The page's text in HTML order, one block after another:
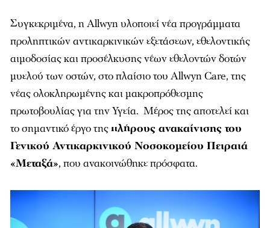
Συγκεκριμένα, η Allwyn υλοποιεί νέα προγράμματα
προληπτικών αντικαρκινικών εξετάσεων, εθελοντικής
αιμοδοσίας και προσέλκυσης νέων εθελοντών δοτών
μυελού των οστών, στο πλαίσιο του Allwyn Care, της
νέας ολοκληρωμένης και μακροπρόθεσμης
πρωτοβουλίας για την Υγεία. Μέρος της αποτελεί και
το σημαντικό έργο τηςπλήρους ανακαίνισης του
Γενικού Αντικαρκινικού Νοσοκομείου Πειραιά
«Μεταξά», που ανακοινώθηκε πρόσφατα.